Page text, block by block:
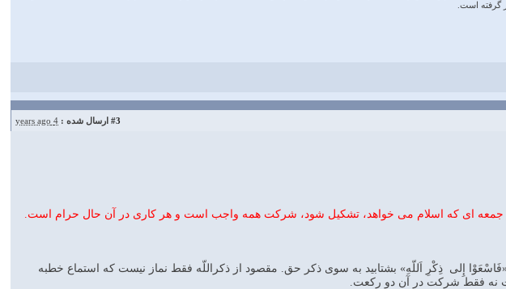
گرفته است.
#3 ارسال شده : 4 years ago
جمعه ای كه اسلام می خواهد، تشكیل شود، شركت همه واجب است و هر كاری در آن حال حرام است.
إِلی ذِكْرِ اَللّهِ» بشتابید به سوی ذكر حق. مقصود از ذكراللّه فقط نماز نیست كه استماع خطبه
نه فقط شركت در آن دو ركعت.